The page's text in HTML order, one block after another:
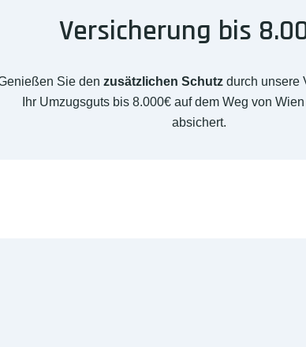
Versicherung bis
Sie den zusätzlichen Schutzdurch unsere
Ihr Umzugsguts bis 8.000€ auf dem Weg von
absichert.